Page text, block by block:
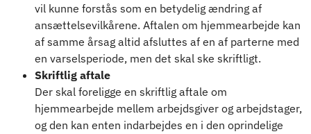
vil kunne forstås som en betydelig ændring af
ansættelsevilkårene. Aftalen om hjemmearbejde kan
af samme årsag altid afsluttes af en af parterne med
en varselsperiode, men det skal ske skriftligt.
Skriftlig aftale
Der skal foreligge en skriftlig aftale om
hjemmearbejde mellem arbejdsgiver og arbejdstager,
og den kan enten indarbejdes en i den oprindelige